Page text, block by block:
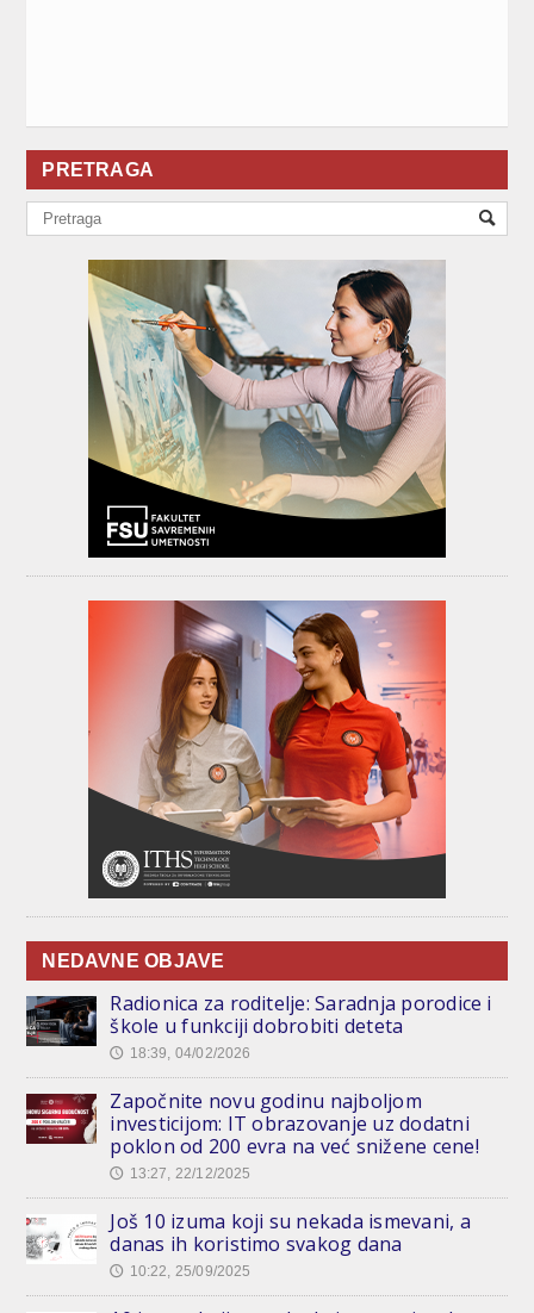
PRETRAGA
NEDAVNE OBJAVE
Radionica za roditelje: Saradnja porodice i
škole u funkciji dobrobiti deteta
🕔 18:39, 04/02/2026
Započnite novu godinu najboljom
investicijom: IT obrazovanje uz dodatni
poklon od 200 evra na već snižene cene!
🕔 13:27, 22/12/2025
Još 10 izuma koji su nekada ismevani, a
danas ih koristimo svakog dana
🕔 10:22, 25/09/2025